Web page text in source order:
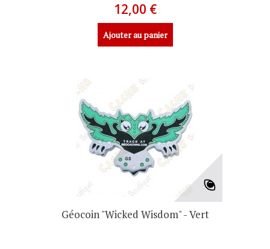
12,00 €
Ajouter au panier
Géocoin "Wicked Wisdom" - Vert